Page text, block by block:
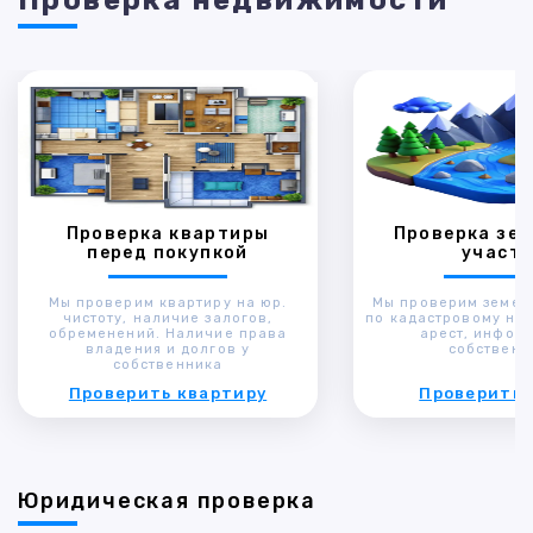
Проверка квартиры
перед покупкой
Мы проверим квартиру на юр.
чистоту, наличие залогов,
обременений. Наличие права
владения и долгов у
собственника
Проверить квартиру
Проверка
Мы проверим
по кадастровому
арест,
Проверить
Юридическая проверка